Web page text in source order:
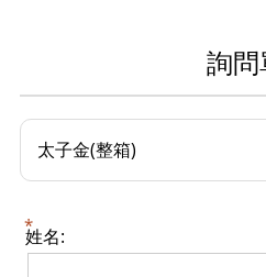
詢問
太子金(整箱)
姓名: